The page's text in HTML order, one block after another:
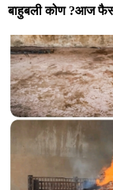
बाहुबली कोण ?आज